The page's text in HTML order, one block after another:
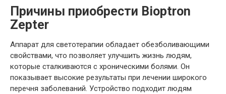
Причины приобрести Bioptron
Zepter
Аппарат для светотерапии обладает обезболивающими
свойствами, что позволяет улучшить жизнь людям,
которые сталкиваются с хроническими болями. Он
показывает высокие результаты при лечении широкого
перечня заболеваний. Устройство подходит людям